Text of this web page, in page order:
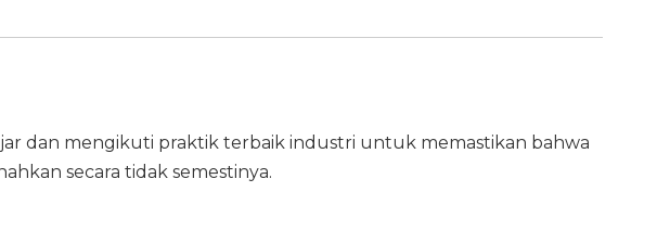
dan mengikuti praktik terbaik industri untuk memastikan bahwa
secara tidak semestinya.